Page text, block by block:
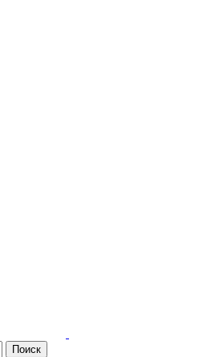
Поиск